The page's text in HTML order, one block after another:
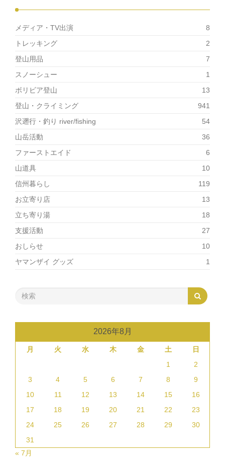
メディア・TV出演
8
トレッキング
2
登山用品
7
スノーシュー
1
ボリビア登山
13
登山・クライミング
941
沢遡行・釣り river/fishing
54
山岳活動
36
ファーストエイド
6
山道具
10
信州暮らし
119
お立寄り店
13
立ち寄り湯
18
支援活動
27
おしらせ
10
ヤマンザイ グッズ
1
2026年8月
月 火 水 木 金 土
日
1
2
3
4 5 6 7 8
9
10
11 12 13 14 15
16
17
18 19 20 21 22
23
24
25 26 27 28 29
30
31
« 7月